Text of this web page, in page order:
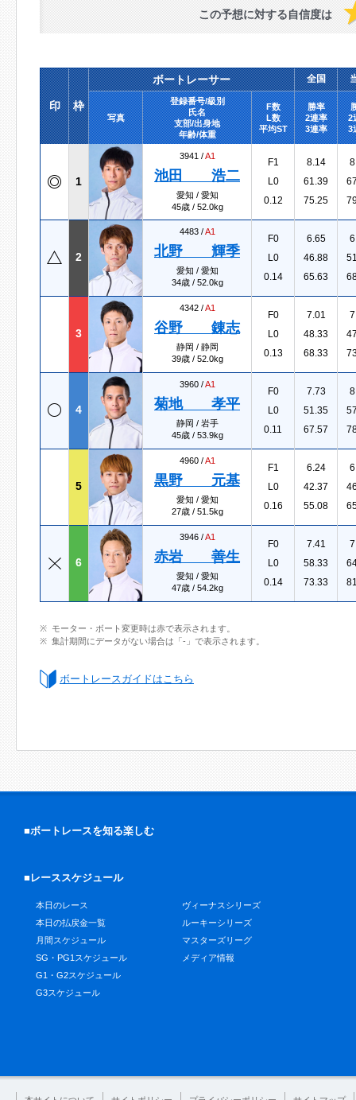
この予想に対する自信度は
印 枠
ボートレーサー 全国
写真
登録番号/級別
氏名
支部/出身地
年齢/体重
F数
L数
平均ST
勝率
2連率
3連率
2
3
1
3941 /A1
池田 浩二
愛知 / 愛知
45歳 / 52.0kg
F1
L0
0.12
8.14
61.39
75.25
2
4483 /A1
北野 輝季
愛知 / 愛知
34歳 / 52.0kg
F0
L0
0.14
6.65
46.88
65.63
3
4342 /A1
谷野 錬志
静岡 / 静岡
39歳 / 52.0kg
F0
L0
0.13
7.01
48.33
68.33
4
3960 /A1
菊地 孝平
静岡 / 岩手
45歳 / 53.9kg
F0
L0
0.11
7.73
51.35
67.57
5
4960 /A1
黒野 元基
愛知 / 愛知
27歳 / 51.5kg
F1
L0
0.16
6.24
42.37
55.08
6
3946 /A1
赤岩 善生
愛知 / 愛知
47歳 / 54.2kg
F0
L0
0.14
7.41
58.33
73.33
モーター・ボート変更時は赤で表示されます。
集計期間にデータがない場合は「-」で表示されます。
ボートレースガイドはこちら
■ボートレースを知る楽しむ
■レーススケジュール
本日のレース
本日の払戻金一覧
月間スケジュール
SG・PG1スケジュール
G1・G2スケジュール
G3スケジュール
ヴィーナスシリーズ
ルーキーシリーズ
マスターズリーグ
メディア情報